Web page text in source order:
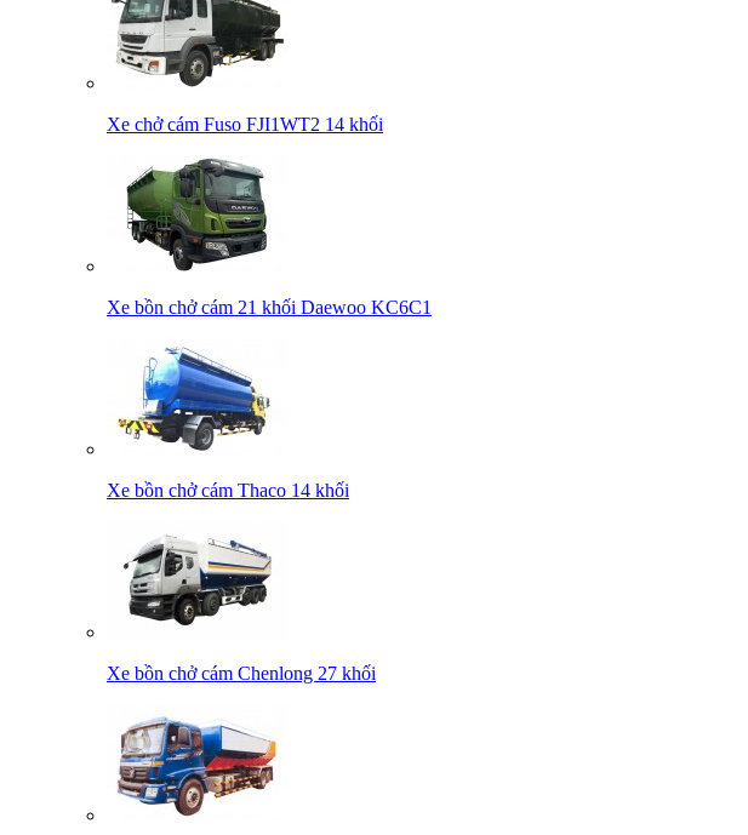
Xe chở cám Fuso FJI1WT2 14 khối
Xe bồn chở cám 21 khối Daewoo KC6C1
Xe bồn chở cám Thaco 14 khối
Xe bồn chở cám Chenlong 27 khối